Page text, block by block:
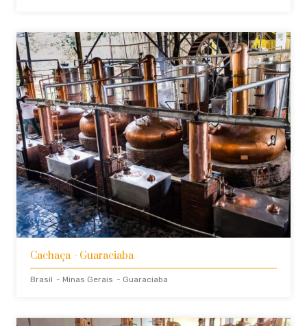
Cachaça - Guaraciaba
Brasil - Minas Gerais - Guaraciaba